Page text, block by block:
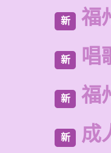
新 福
新 唱
新 福
新 成